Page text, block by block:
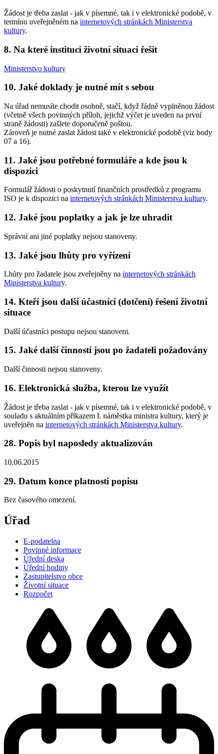
Žádost je třeba zaslat - jak v písemné, tak i v elektronické podobě, v
termínu uveřejněném na internetových stránkách Ministerstva
kultury.
8. Na které instituci životní situaci řešit
Ministerstvo kultury
10. Jaké doklady je nutné mít s sebou
Na úřad nemusíte chodit osobně, stačí, když řádně vyplněnou žádost
(včetně všech povinných příloh, jejichž výčet je uveden na první
straně žádosti) zašlete doporučeně poštou.
Zároveň je nutné zaslat žádost také v elektronické podobě (viz body
07 a 16).
11. Jaké jsou potřebné formuláře a kde jsou k
dispozici
Formulář žádosti o poskytnutí finančních prostředků z programu
ISO je k dispozici na internetových stránkách Ministerstva kultury.
12. Jaké jsou poplatky a jak je lze uhradit
Správní ani jiné poplatky nejsou stanoveny.
13. Jaké jsou lhůty pro vyřízení
Lhůty pro žadatele jsou zveřejněny na internetových stránkách
Ministerstva kultury.
14. Kteří jsou další účastníci (dotčení) řešení životní
situace
Další účastníci postupu nejsou stanoveni.
15. Jaké další činnosti jsou po žadateli požadovány
Další činnosti nejsou stanoveny.
16. Elektronická služba, kterou lze využít
Žádost je třeba zaslat - jak v písemné, tak i v elektronické podobě, v
souladu s aktuálním příkazem I. náměstka ministra kultury, který je
uveřejněn na internetových stránkách Ministerstva kultury.
28. Popis byl naposledy aktualizován
10.06.2015
29. Datum konce platnosti popisu
Bez časového omezení.
Úřad
E-podatelna
Povinné informace
Úřední deska
Úřední hodiny
Zastupitelstvo obce
Životní situace
Rozpočet